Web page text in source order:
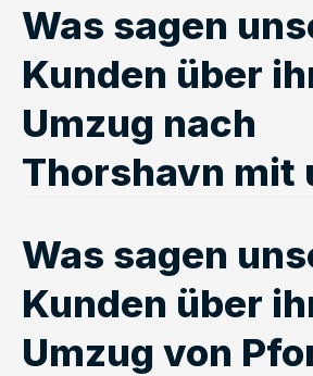
Was sagen
Kunden über
Umzug nach
Thorshavn mit
Was sagen
Kunden über
Umzug von